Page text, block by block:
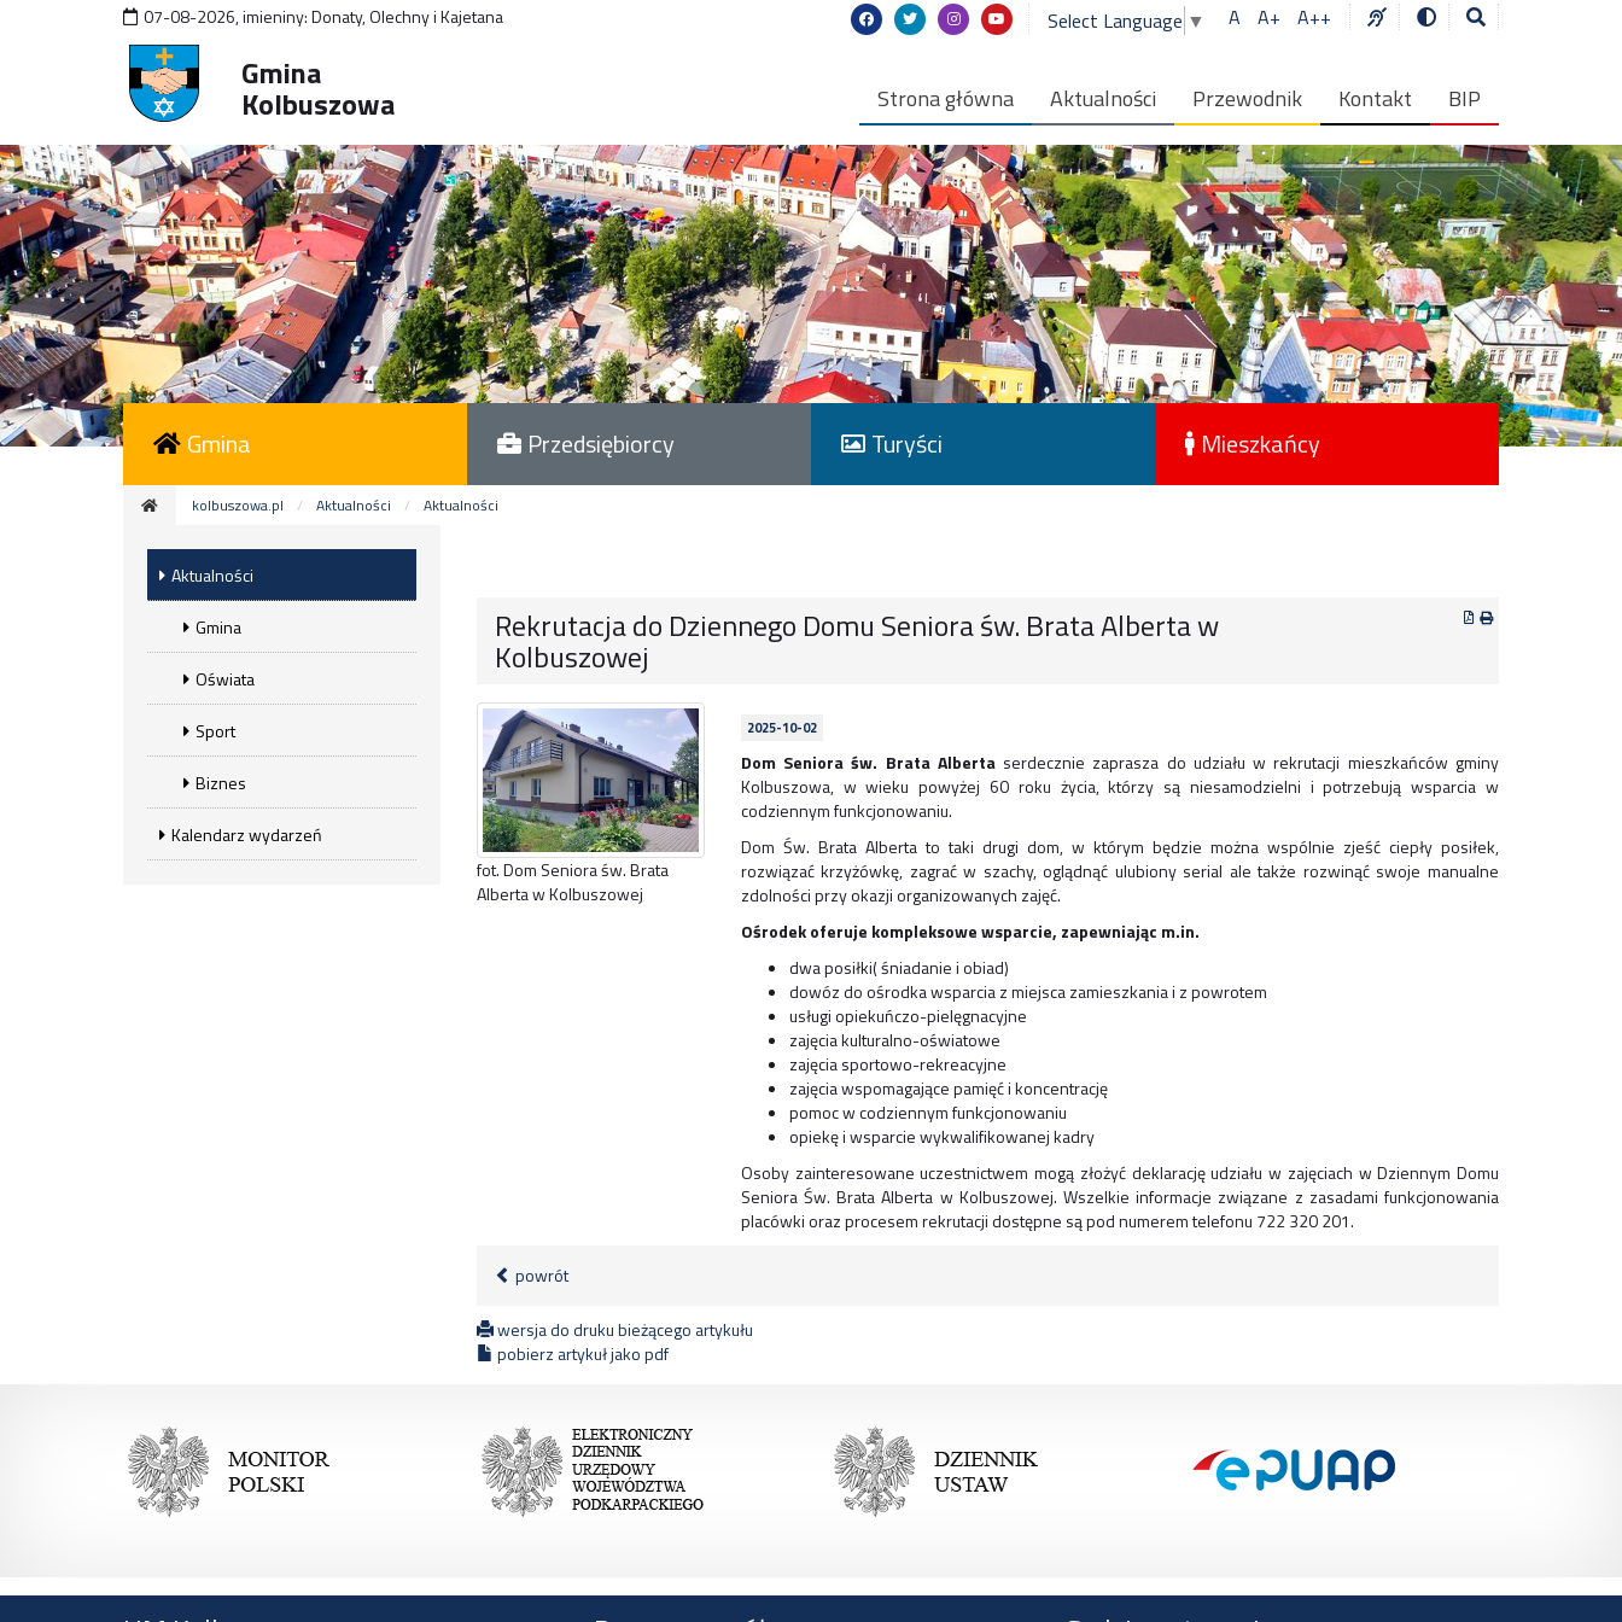
07-08-2026,imieniny:Donaty, Olechny i Kajetana A A+ A++
Select Language ▼
Gmina
Kolbuszowa Strona główna Aktualności Przewodnik Kontakt BIP
Gmina Przedsiębiorcy Turyści Mieszkańcy
kolbuszowa.pl Aktualności Aktualności
Aktualności
Gmina
Oświata
Sport
Biznes
Kalendarz wydarzeń
Rekrutacja do Dziennego Domu Seniora św. Brata Alberta w
Kolbuszowej
fot. Dom Seniora św. Brata
Alberta w Kolbuszowej
2025-10-02
Dom Seniora św. Brata Albertaserdecznie zaprasza do udziału w rekrutacji mieszkańców gminy
Kolbuszowa, w wieku powyżej 60 roku życia, którzy są niesamodzielni i potrzebują wsparcia w
codziennym funkcjonowaniu.
Dom Św. Brata Alberta to taki drugi dom, w którym będzie można wspólnie zjeść ciepły posiłek,
rozwiązać krzyżówkę, zagrać w szachy, oglądnąć ulubiony serial ale także rozwinąć swoje manualne
zdolności przy okazji organizowanych zajęć.
Ośrodek oferuje kompleksowe wsparcie, zapewniając m.in.
dwa posiłki( śniadanie i obiad)
dowóz do ośrodka wsparcia z miejsca zamieszkania i z powrotem
usługi opiekuńczo-pielęgnacyjne
zajęcia kulturalno-oświatowe
zajęcia sportowo-rekreacyjne
zajęcia wspomagające pamięć i koncentrację
pomoc w codziennym funkcjonowaniu
opiekę i wsparcie wykwalifikowanej kadry
Osoby zainteresowane uczestnictwem mogą złożyć deklarację udziału w zajęciach w Dziennym Domu
Seniora Św. Brata Alberta w Kolbuszowej. Wszelkie informacje związane z zasadami funkcjonowania
placówki oraz procesem rekrutacji dostępne są pod numerem telefonu 722 320 201.
powrót
wersja do druku bieżącego artykułu
pobierz artykuł jako pdf